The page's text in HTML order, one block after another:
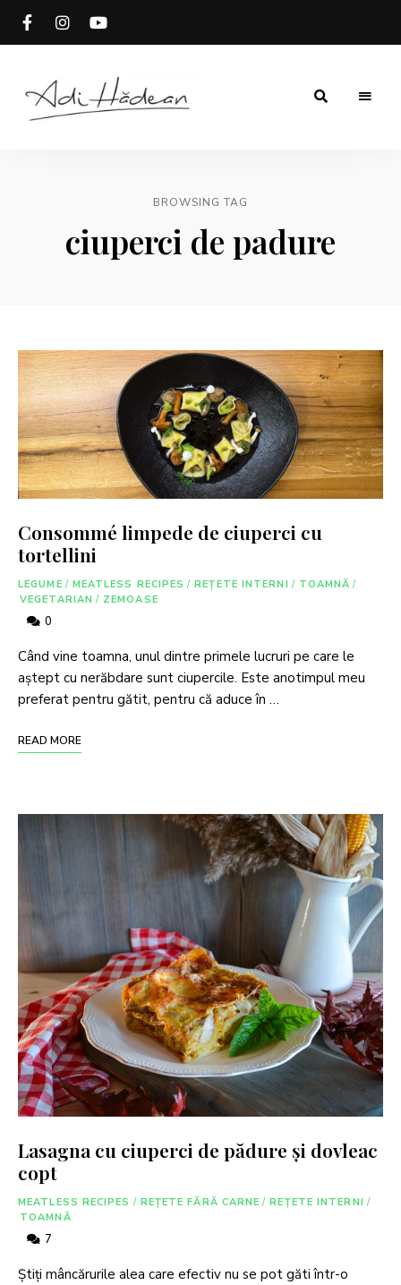
BROWSING TAG
ciuperci de padure
Consommé limpede de ciuperci cu
tortellini
LEGUME / MEATLESS RECIPES / REȚETE INTERNI / TOAMNĂ /
VEGETARIAN / ZEMOASE
0
Când vine toamna, unul dintre primele lucruri pe care le
aștept cu nerăbdare sunt ciupercile. Este anotimpul meu
preferat pentru gătit, pentru că aduce în …
READ MORE
Lasagna cu ciuperci de pădure și dovleac
copt
MEATLESS RECIPES / REȚETE FĂRĂ CARNE / REȚETE INTERNI /
TOAMNĂ
7
Știți mâncărurile alea care efectiv nu se pot găti într-o